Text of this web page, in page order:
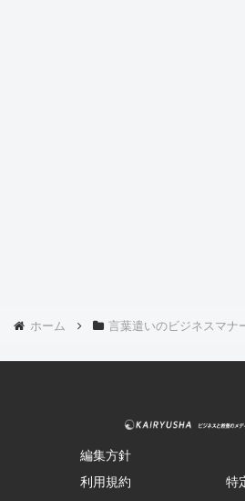
ホーム 言葉遣いのビジネスマナ
編集方針
利用規約
特